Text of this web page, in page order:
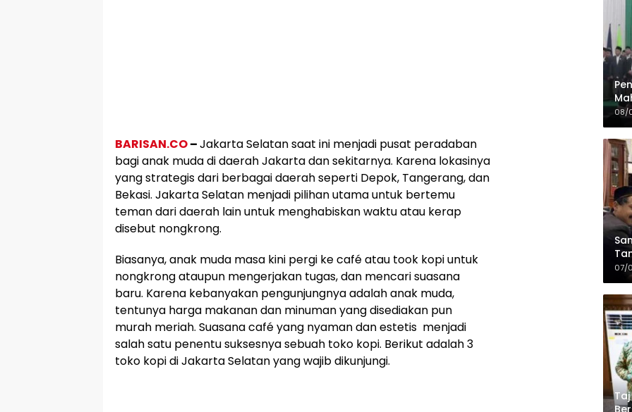
BARISAN.CO–Jakarta Selatan saat ini menjadi pusat peradaban
bagi anak muda di daerah Jakarta dan sekitarnya. Karena lokasinya
yang strategis dari berbagai daerah seperti Depok, Tangerang, dan
Bekasi. Jakarta Selatan menjadi pilihan utama untuk bertemu
teman dari daerah lain untuk menghabiskan waktu atau kerap
disebut nongkrong.
Biasanya, anak muda masa kini pergi ke café atau took kopi untuk
nongkrong ataupun mengerjakan tugas, dan mencari suasana
baru. Karena kebanyakan pengunjungnya adalah anak muda,
tentunya harga makanan dan minuman yang disediakan pun
murah meriah. Suasana café yang nyaman dan estetis menjadi
salah satu penentu suksesnya sebuah toko kopi. Berikut adalah 3
toko kopi di Jakarta Selatan yang wajib dikunjungi.
08/
07/